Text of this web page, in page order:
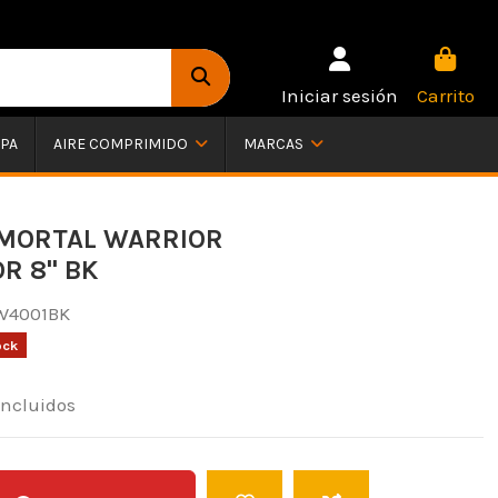
Iniciar sesión Carrito
AIRE COMPRIMIDO MARCAS
WARRIOR
8" BK